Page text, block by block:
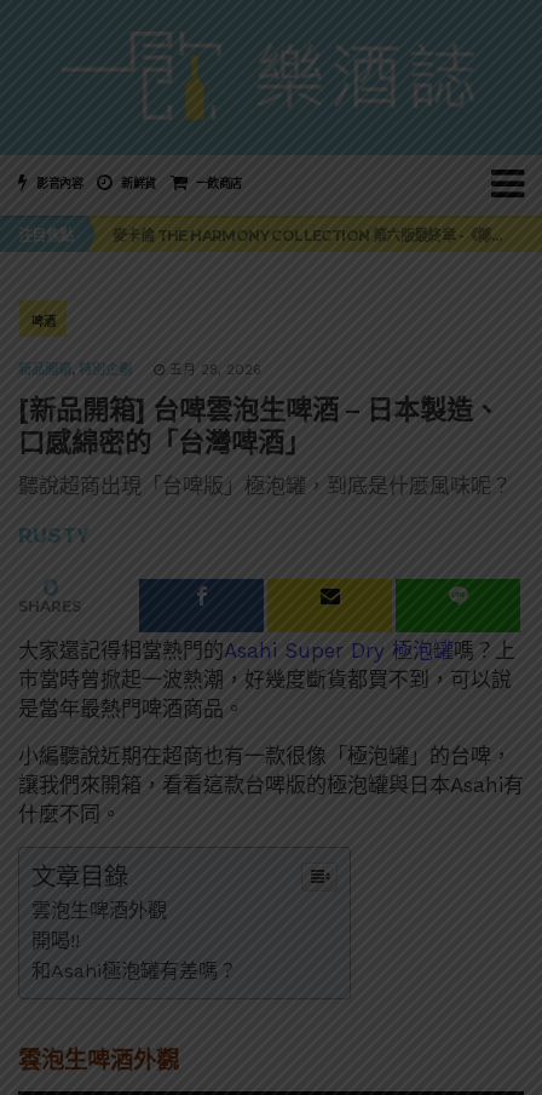
影音內容 新鮮貨 一飲商店
注目焦點
美國正式恢復蘇格蘭威士忌零關稅！烈酒產業再次迎來重磅利多
麥卡倫 THE HARMONY COLLECTION 第六版最終章 -《椰風煖韻》
角嗨尬炸物X爽快這一步，角瓶攜手頂呱呱 全新套餐限時登場
啤酒
新品開箱, 特別企劃 五月 28, 2026
[新品開箱] 台啤雲泡生啤酒 – 日本製造、
口感綿密的「台灣啤酒」
聽說超商出現「台啤版」極泡罐，到底是什麼風味呢？
RUSTY
0
SHARES
大家還記得相當熱門的Asahi Super Dry 極泡罐嗎？上
市當時曾掀起一波熱潮，好幾度斷貨都買不到，可以說
是當年最熱門啤酒商品。
小編聽說近期在超商也有一款很像「極泡罐」的台啤，
讓我們來開箱，看看這款台啤版的極泡罐與日本Asahi有
什麼不同。
文章目錄
雲泡生啤酒外觀
開喝!!
和Asahi極泡罐有差嗎？
雲泡生啤酒外觀